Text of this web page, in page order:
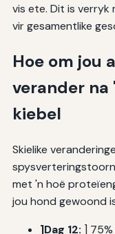
vis ete. Dit is verryk
vir gesamentlike
Hoe om jou
verander
kiebel
Skielike
met 'n hoë
jou hond gewoond
]Dag 12: ]